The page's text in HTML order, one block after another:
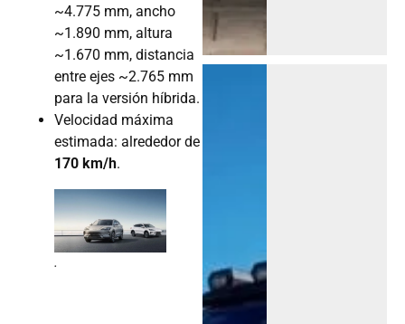
~4.775 mm, ancho
~1.890 mm, altura
~1.670 mm, distancia
entre ejes ~2.765 mm
para la versión híbrida.
Velocidad máxima
estimada: alrededor de
170 km/h.
.